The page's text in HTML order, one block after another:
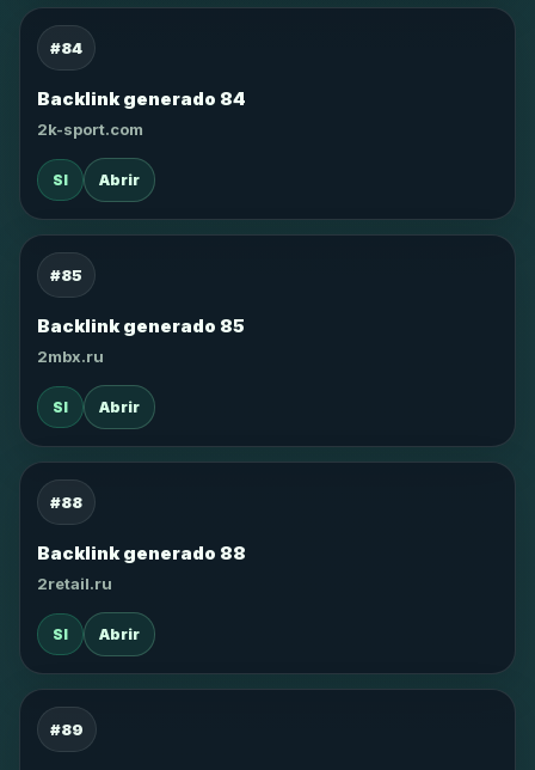
#84
Backlink generado 84
2k-sport.com
SI Abrir
#85
Backlink generado 85
2mbx.ru
SI Abrir
#88
Backlink generado 88
2retail.ru
SI Abrir
#89